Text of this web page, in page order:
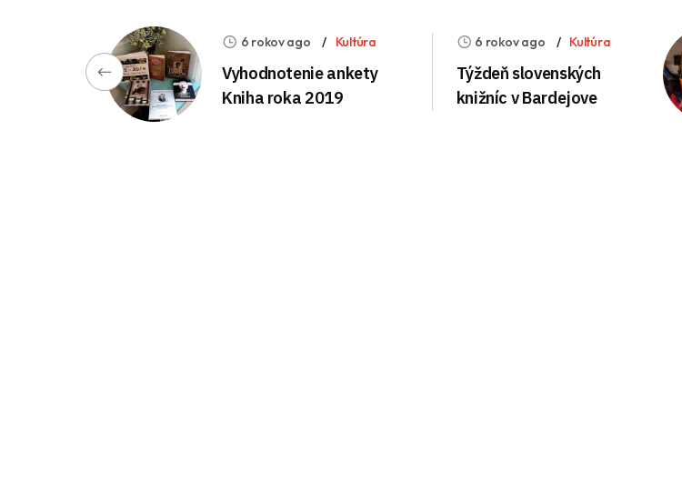
6 rokov ago Kultúra
Vyhodnotenie ankety
Kniha roka 2019
6 rokov ago Kultúra
Týždeň slovenských
knižníc v Bardejove